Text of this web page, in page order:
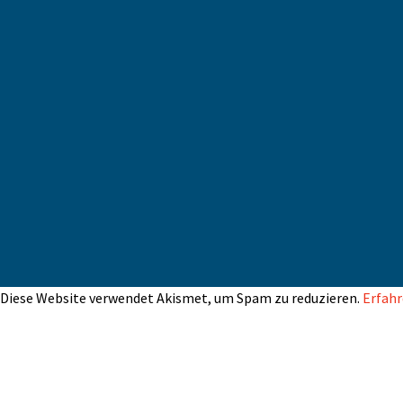
Diese Website verwendet Akismet, um Spam zu reduzieren.